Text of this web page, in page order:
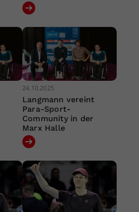
24.10.2025
Langmann vereint
Para-Sport-
Community in der
Marx Halle